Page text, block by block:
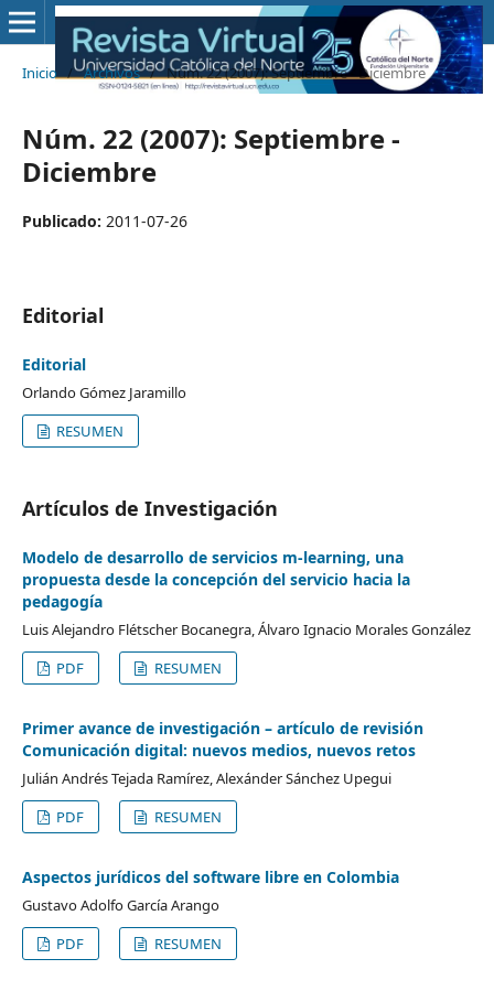
Inicio / Archivos / Núm. 22 (2007): Septiembre - Diciembre
Núm. 22 (2007): Septiembre -
Diciembre
Publicado: 2011-07-26
Editorial
Editorial
Orlando Gómez Jaramillo
RESUMEN
Artículos de Investigación
Modelo de desarrollo de servicios m-learning, una
propuesta desde la concepción del servicio hacia la
pedagogía
Luis Alejandro Flétscher Bocanegra, Álvaro Ignacio Morales González
PDF
RESUMEN
Primer avance de investigación – artículo de revisión
Comunicación digital: nuevos medios, nuevos retos
Julián Andrés Tejada Ramírez, Alexánder Sánchez Upegui
PDF
RESUMEN
Aspectos jurídicos del software libre en Colombia
Gustavo Adolfo García Arango
PDF
RESUMEN